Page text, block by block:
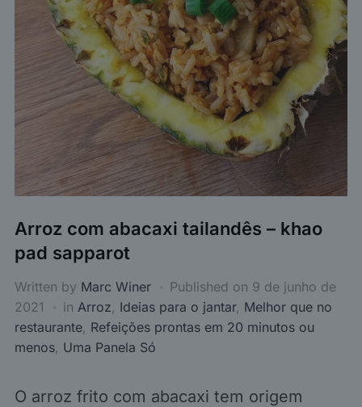
Arroz com abacaxi tailandês – khao
pad sapparot
Written by Marc Winer Published on 9 de junho de
2021
in Arroz, Ideias para o jantar, Melhor que no
restaurante, Refeições prontas em 20 minutos ou
menos, Uma Panela Só
O arroz frito com abacaxi tem origem